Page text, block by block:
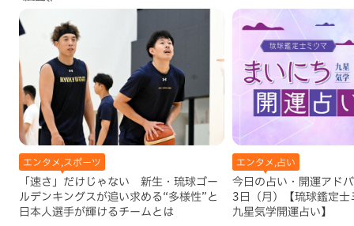
エンタメ,スポーツ
「速さ」だけじゃない 新生・琉球ゴー
ルデンキングスが追い求める“多様性”と
日本人選手が輝けるチームとは
エンタメ,占い
今日の占い・開運アド
3日（月）【琉球鑑定士
九星気学開運占い】